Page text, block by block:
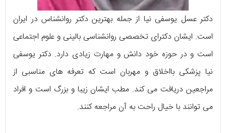
دکتر عسل یوسفی نیا از جمله بهترین دکتر روانشناس در ایران
است. ایشان دکترای تخصصی روانشناسی بالینی و علوم اجتماعی
است و در حوزه خود دانش و مهارت زیادی دارد. دکتر یوسفی
نیا پزشکی بااخلاق و مهربان است که تعرفه های مناسبی از
مراجعین دریافت می کند. مطب ایشان زیبا و بزرگ است و افراد
می توانند با خیال راحت به آن مراجعه کنند.